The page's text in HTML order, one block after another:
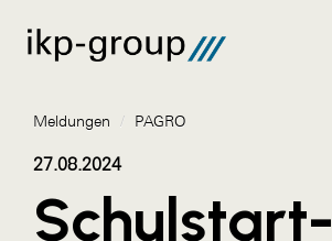
Meldungen
Meldungen / PAGRO
27.08.2024
Schulstart-